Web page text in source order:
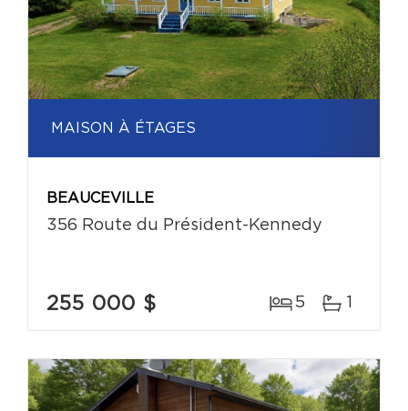
MAISON À ÉTAGES
BEAUCEVILLE
356 Route du Président-Kennedy
255 000 $ 5 1